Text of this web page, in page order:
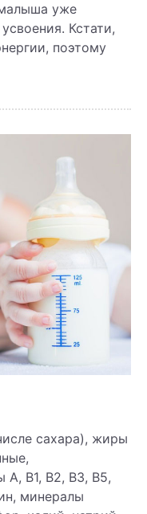
уже
Кстати,
поэтому
сахара), жиры
А, В1, В2, В3, В5,
минералы